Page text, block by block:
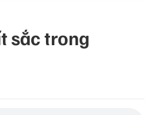
sắc trong